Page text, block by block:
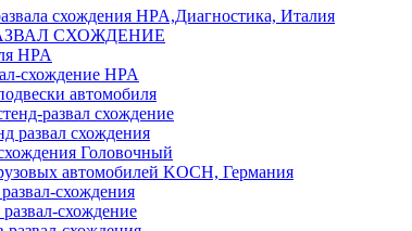
схождения HPA,Диагностика, Италия
СХОЖДЕНИЕ
HPA
схождение HPA
автомобиля
развал схождение
развал схождения
Головочный
автомобилей KOCH, Германия
схождения
схождение